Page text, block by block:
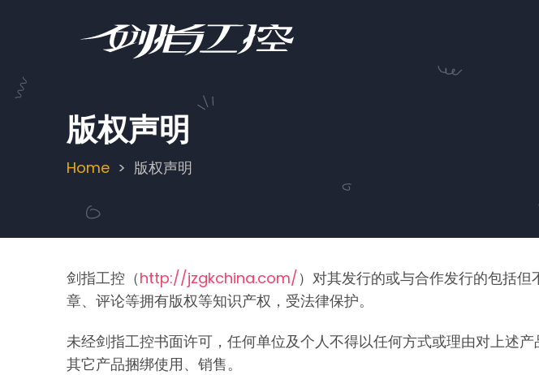
content
版权声明
Breadcrumb
Home 版权声明
剑指工控（http://jzgkchina.com/）对其发行的或与合作发行的包括
章、评论等拥有版权等知识产权，受法律保护。
未经剑指工控书面许可，任何单位及个人不得以任何方式或理由对上述
其它产品捆绑使用、销售。